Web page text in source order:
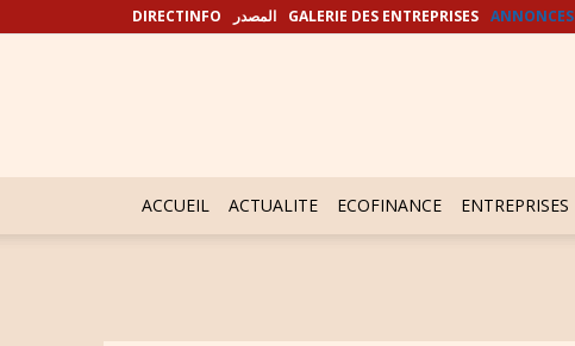
DIRECTINFO المصدر GALERIE DES ENTREPRISES ANNONCES
ACCUEIL ACTUALITE ECOFINANCE ENTREPRISES